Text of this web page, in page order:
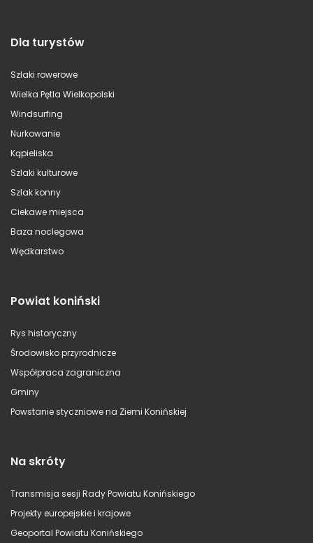
Dla turystów
Szlaki rowerowe
Wielka Pętla Wielkopolski
Windsurfing
Nurkowanie
Kąpieliska
Szlaki kulturowe
Szlak konny
Ciekawe miejsca
Baza noclegowa
Wędkarstwo
Powiat koniński
Rys historyczny
Środowisko przyrodnicze
Współpraca zagraniczna
Gminy
Powstanie styczniowe na Ziemi Konińskiej
Na skróty
Transmisja sesji Rady Powiatu Konińskiego
Projekty europejskie i krajowe
Geoportal Powiatu Konińskiego